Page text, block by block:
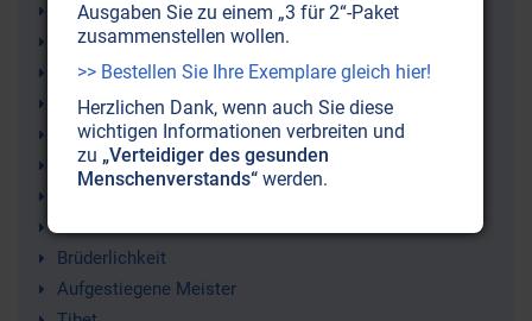
Mystik
Weisheit
Helena Petrowna Blavatsky
Goldenes Zeitalter
Esoterik
Einweihung
Brüderlichkeit
Aufgestiegene Meister
Ausgaben Sie zu einem „3 für 2“-Paket
zusammenstellen wollen.
>> Bestellen Sie Ihre Exemplare gleich hier!
Herzlichen Dank, wenn auch Sie diese
wichtigen Informationen verbreiten und
zu „Verteidiger des gesunden
Menschenverstands“ werden.